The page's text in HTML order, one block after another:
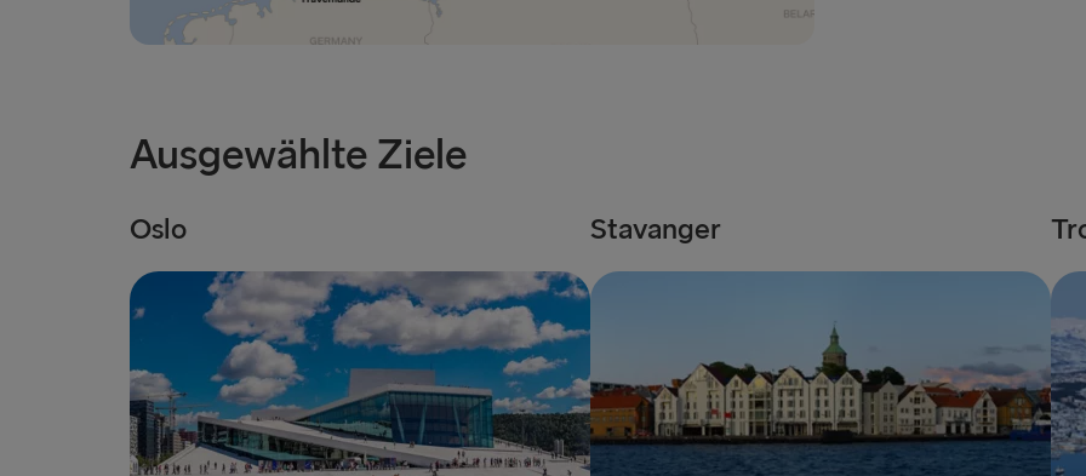
Ausgewählte Ziele
Oslo Stavanger